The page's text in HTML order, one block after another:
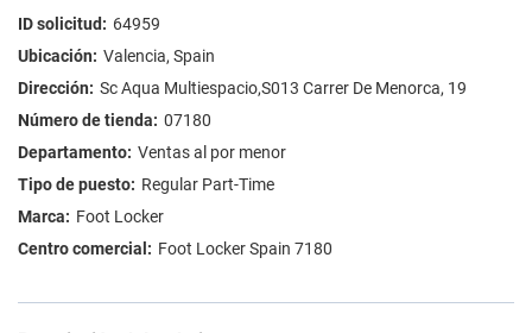
FAQ'S
BUSCAR EMPLEOS
SPANISH
64959
Valencia, Spain
Sc Aqua Multiespacio,S013 Carrer De Menorca, 19
07180
Ventas al por menor
Regular Part-Time
Foot Locker
Foot Locker Spain 7180